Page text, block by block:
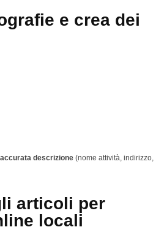
e crea dei
accurata descrizione (nome attività, indirizzo,
articoli per
locali